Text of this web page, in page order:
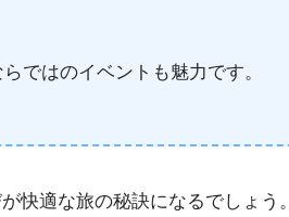
ではのイベントも魅力です。
快適な旅の秘訣になるでしょう。